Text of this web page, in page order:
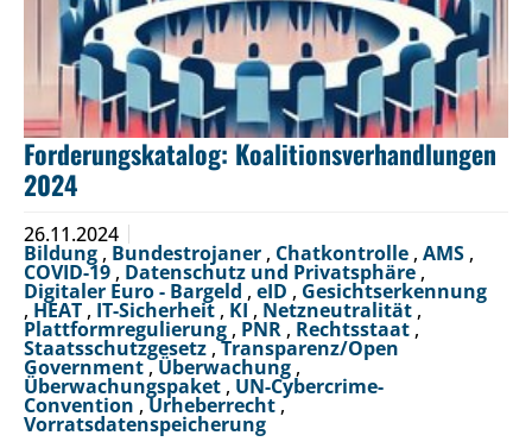
Forderungskatalog: Koalitionsverhandlungen
2024
26.11.2024
Bildung , Bundestrojaner , Chatkontrolle , AMS ,
COVID-19 , Datenschutz und Privatsphäre ,
Digitaler Euro - Bargeld , eID , Gesichtserkennung
, HEAT , IT-Sicherheit , KI , Netzneutralität ,
Plattformregulierung , PNR , Rechtsstaat ,
Staatsschutzgesetz ,Transparenz/Open
Government,Überwachung ,
Überwachungspaket , UN-Cybercrime-
Convention ,Urheberrecht ,
Vorratsdatenspeicherung